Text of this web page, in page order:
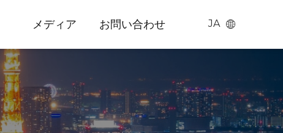
メディア お問い合わせ
JA
(簡体中国
英語
日本語